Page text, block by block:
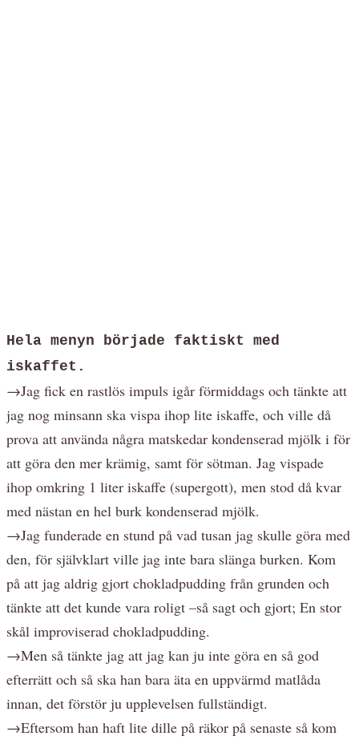
Hela menyn började faktiskt med
iskaffet.
→Jag fick en rastlös impuls igår förmiddags och tänkte att
jag nog minsann ska vispa ihop lite iskaffe, och ville då
prova att använda några matskedar kondenserad mjölk i för
att göra den mer krämig, samt för sötman. Jag vispade
ihop omkring 1 liter iskaffe (supergott), men stod då kvar
med nästan en hel burk kondenserad mjölk.
→Jag funderade en stund på vad tusan jag skulle göra med
den, för självklart ville jag inte bara slänga burken. Kom
på att jag aldrig gjort chokladpudding från grunden och
tänkte att det kunde vara roligt –så sagt och gjort; En stor
skål improviserad chokladpudding.
→Men så tänkte jag att jag kan ju inte göra en så god
efterrätt och så ska han bara äta en uppvärmd matlåda
innan, det förstör ju upplevelsen fullständigt.
→Eftersom han haft lite dille på räkor på senaste så kom